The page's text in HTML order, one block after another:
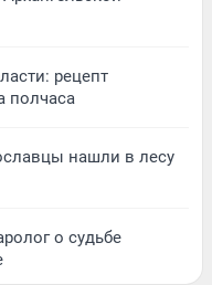
рецепт
полчаса
нашли в лесу
о судьбе